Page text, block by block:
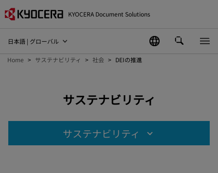
KYOCERA Document Solutions
日本語 | グローバル
Home サステナビリティ 社会 DEIの推進
サステナビリティ
サステナビリティ